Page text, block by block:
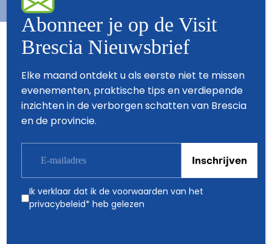
Abonneer je op de Visit
Brescia Nieuwsbrief
Elke maand ontdekt u als eerste niet te missen
evenementen, praktische tips en verdiepende
inzichten in de verborgen schatten van Brescia
en de provincie.
Ik verklaar dat ik de voorwaarden van het
privacybeleid* heb gelezen